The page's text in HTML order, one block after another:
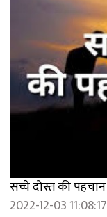
सच्चे दोस्त की पहचान
2022-12-03 11:08:17